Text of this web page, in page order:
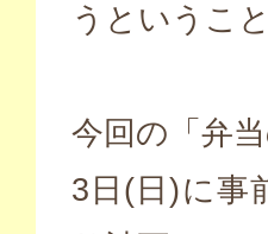
うというこ
今回の「弁
3日(日)に事